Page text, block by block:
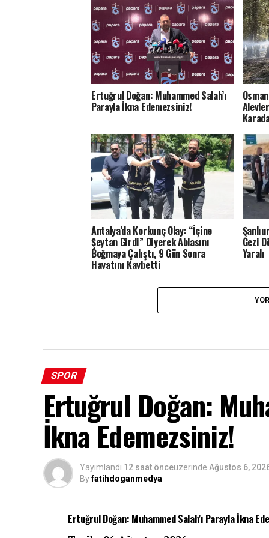
Ertuğrul Doğan: Muhammed Salah’ı
Parayla İkna Edemezsiniz!
Antalya’da Korkunç Olay: “İçine
Şeytan Girdi” Diyerek Ablasını
Boğmaya Çalıştı, 9 Gün Sonra
Hayatını Kaybetti
Gezi
Yaralı
SPOR
Ertuğrul Doğan:
İkna Edemezsiniz!
Yayımlandı 12 saat önceüzerinde Ağustos 6,
Byfatihdoganmedya
Ertuğrul Doğan: Muhammed Salah’ı Parayla İkna